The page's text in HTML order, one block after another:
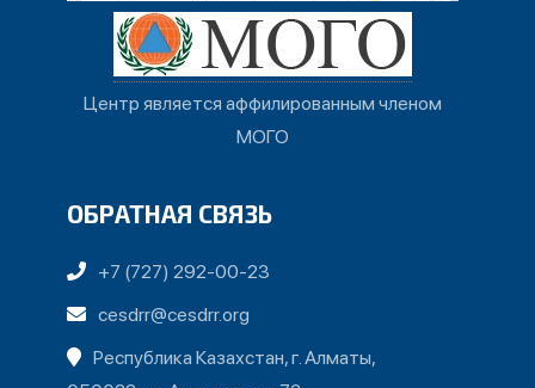
Центр является аффилированным членом
МОГО
ОБРАТНАЯ СВЯЗЬ
+7 (727) 292-00-23
cesdrr@cesdrr.org
Республика Казахстан, г. Алматы,